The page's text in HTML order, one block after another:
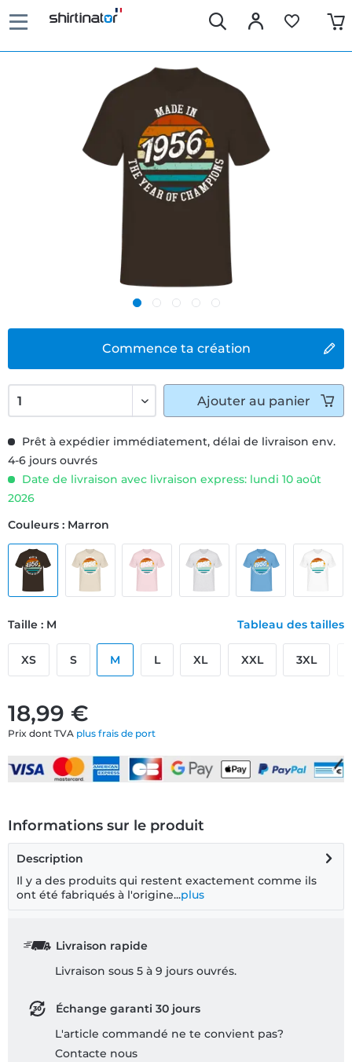
Commence ta création
18,99 €
Prix dont TVA plus frais de port
Prêt à expédier immédiatement, délai de livraison env.
4-6 jours ouvrés
Date de livraison avec livraison express: lundi 10 août
2026
Couleurs : Marron
Taille : M Tableau des tailles
XS S M L XL XXL 3XL
Ajouter au panier
Informations sur le produit
Description
Il y a des produits qui restent exactement comme ils
ont été fabriqués à l'origine...plus
Livraison rapide
Livraison sous 5 à 9 jours ouvrés.
Échange garanti 30 jours
L'article commandé ne te convient pas?
Contacte nous